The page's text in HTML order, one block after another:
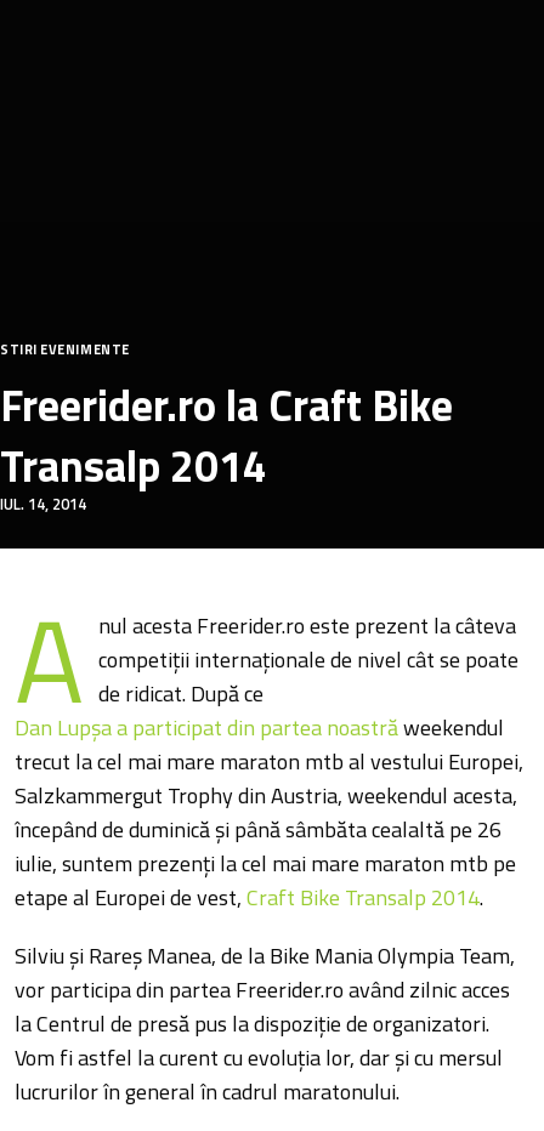
STIRI EVENIMENTE
Freerider.ro la Craft Bike
Transalp 2014
IUL. 14, 2014
A nul acesta Freerider.ro este prezent la câteva
competiţii internaţionale de nivel cât se poate
de ridicat. După ce
Dan Lupşa a participat din partea noastrăweekendul
trecut la cel mai mare maraton mtb al vestului Europei,
Salzkammergut Trophy din Austria, weekendul acesta,
începând de duminică şi până sâmbăta cealaltă pe 26
iulie, suntem prezenţi la cel mai mare maraton mtb pe
etape al Europei de vest,Craft Bike Transalp 2014.
Silviu şi Rareş Manea, de la Bike Mania Olympia Team,
vor participa din partea Freerider.ro având zilnic acces
la Centrul de presă pus la dispoziţie de organizatori.
Vom fi astfel la curent cu evoluţia lor, dar şi cu mersul
lucrurilor în general în cadrul maratonului.